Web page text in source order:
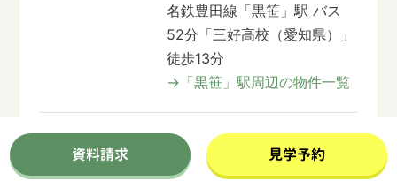
名鉄豊田線「黒笹 」駅 バス
52分「三好高校（愛知県）」
徒歩13分
→「黒笹」駅周辺の物件一覧
土地面積 250m²（約75.62坪）
資料請求 見学予約